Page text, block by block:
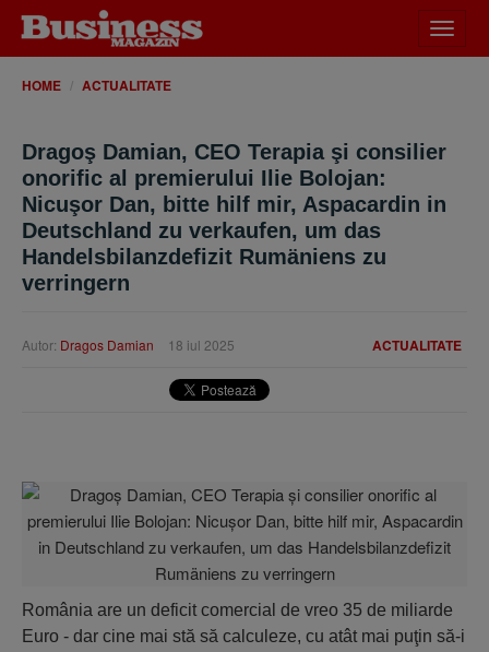
meniu
HOME ACTUALITATE
Dragoş Damian, CEO Terapia şi consilier
onorific al premierului Ilie Bolojan:
Nicuşor Dan, bitte hilf mir, Aspacardin in
Deutschland zu verkaufen, um das
Handelsbilanzdefizit Rumäniens zu
verringern
ACTUALITATE
Autor: Dragos Damian 18 iul 2025
România are un deficit comercial de vreo 35 de miliarde
Euro - dar cine mai stă să calculeze, cu atât mai puţin să-i